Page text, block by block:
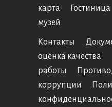
карта
Гостиница
музей
Контакты
оценка качества
работы
коррупции